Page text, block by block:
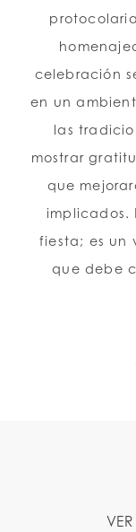
celebración
en un
las
mostrar
que
implicados.
fiesta; es un
que debe